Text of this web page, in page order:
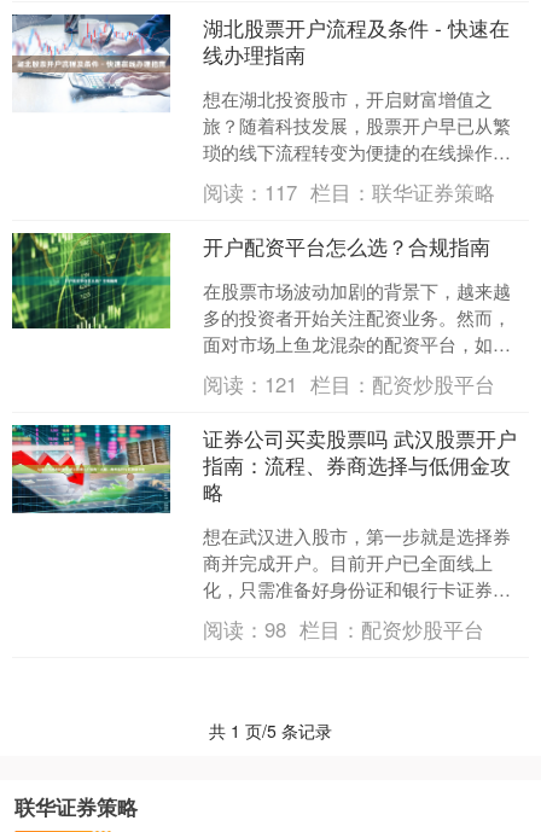
湖北股票开户流程及条件 - 快速在
线办理指南
想在湖北投资股市，开启财富增值之
旅？随着科技发展，股票开户早已从繁
琐的线下流程转变为便捷的在线操作。
本文将为您详细解读湖北地区股票开户
的具体条件、所需材料，并提....
阅读： 117 栏目：联华证券策略
开户配资平台怎么选？合规指南
在股票市场波动加剧的背景下，越来越
多的投资者开始关注配资业务。然而，
面对市场上鱼龙混杂的配资平台，如何
选择一家合规、安全的平台成为投资者
面临的首要难题。本文将为....
阅读： 121 栏目： 配资炒股平台
证券公司买卖股票吗 武汉股票开户
指南：流程、券商选择与低佣金攻
略
想在武汉进入股市，第一步就是选择券
商并完成开户。目前开户已全面线上
化，只需准备好身份证和银行卡证券公
司买卖股票吗，通过券商官方APP操
作，全程约15分钟。基本流....
阅读：98 栏目： 配资炒股平台
共 1 页/5 条记录
联华证券策略